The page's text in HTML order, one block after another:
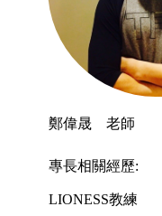
鄭偉晟 老師
專長相關經歷:
LIONESS教練